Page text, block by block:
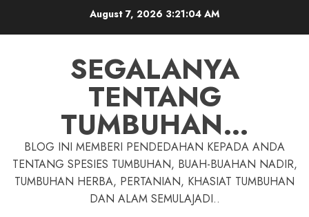
August 7, 2026 3:21:05 AM
SEGALANYA
TENTANG
TUMBUHAN…
BLOG INI MEMBERI PENDEDAHAN KEPADA ANDA
TENTANG SPESIES TUMBUHAN, BUAH-BUAHAN NADIR,
TUMBUHAN HERBA, PERTANIAN, KHASIAT TUMBUHAN
DAN ALAM SEMULAJADI..